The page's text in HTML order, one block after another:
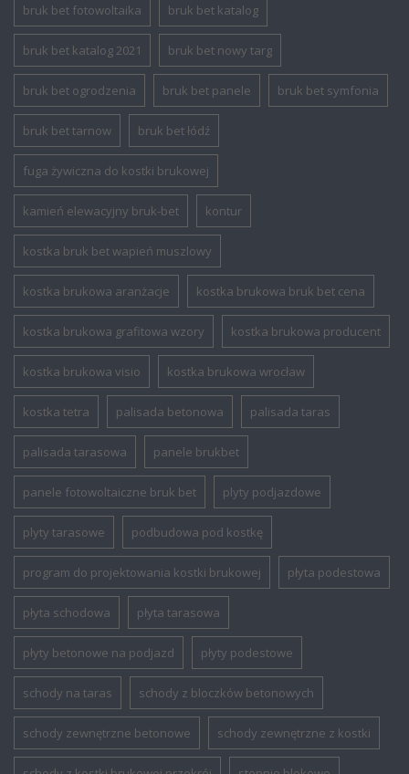
bruk bet fotowoltaika bruk bet katalog
bruk bet katalog 2021 bruk bet nowy targ
bruk bet ogrodzenia bruk bet panele bruk bet symfonia
bruk bet tarnow bruk bet łódź
fuga żywiczna do kostki brukowej
kamień elewacyjny bruk-bet kontur
kostka bruk bet wapień muszlowy
kostka brukowa aranżacje kostka brukowa bruk bet cena
kostka brukowa grafitowa wzory kostka brukowa producent
kostka brukowa visio kostka brukowa wrocław
kostka tetra palisada betonowa palisada taras
palisada tarasowa panele brukbet
panele fotowoltaiczne bruk bet plyty podjazdowe
plyty tarasowe podbudowa pod kostkę
program do projektowania kostki brukowej płyta podestowa
płyta schodowa płyta tarasowa
płyty betonowe na podjazd płyty podestowe
schody na taras schody z bloczków betonowych
schody zewnętrzne betonowe schody zewnętrzne z kostki